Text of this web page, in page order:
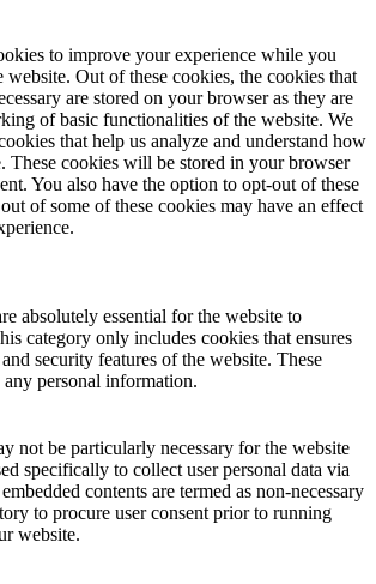
to improve your experience while you
website. Out of these cookies, the cookies that
are stored on your browser as they are
of basic functionalities of the website. We
that help us analyze and understand how
These cookies will be stored in your browser
You also have the option to opt-out of these
of some of these cookies may have an effect
absolutely essential for the website to
category only includes cookies that ensures
security features of the website. These
personal information.
not be particularly necessary for the website
specifically to collect user personal data via
contents are termed as non-necessary
to procure user consent prior to running
website.